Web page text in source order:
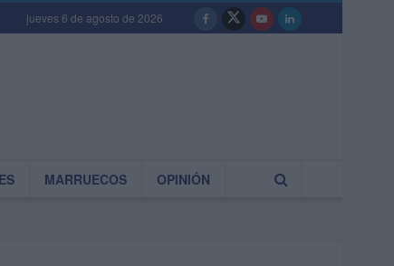
jueves 6 de agosto de 2026
MARRUECOS OPINIÓN